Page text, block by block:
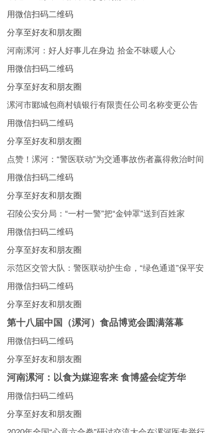
用微信扫码二维码
分享至好友和朋友圈
河南漯河：好人好事儿在身边 拾金不昧暖人心
用微信扫码二维码
分享至好友和朋友圈
漯河市郾城包商村镇银行有限责任公司名称变更公告
用微信扫码二维码
分享至好友和朋友圈
点赞！漯河：“警医联动”为交通事故伤者嬴得救治时间
用微信扫码二维码
分享至好友和朋友圈
召陵公安分局：“一村一警”把“金钟罩”送到百姓家
用微信扫码二维码
分享至好友和朋友圈
示范区交管大队：警医联动护生命，“绿色通道”保平安
用微信扫码二维码
分享至好友和朋友圈
第十八届中国（漯河）食品博览会圆满落幕
用微信扫码二维码
分享至好友和朋友圈
河南漯河：以食为媒迎客来 食博盛会绽芳华
用微信扫码二维码
分享至好友和朋友圈